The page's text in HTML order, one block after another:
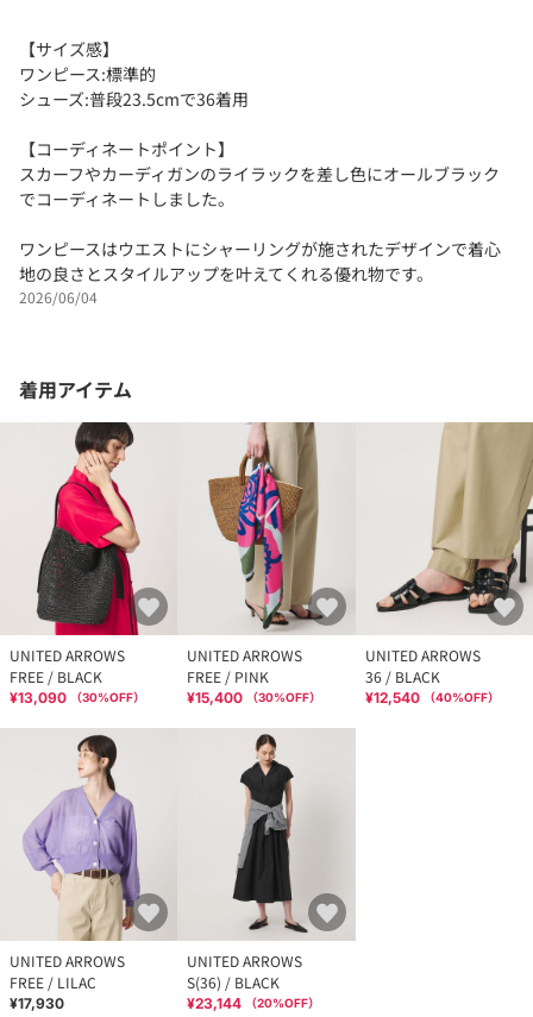
【サイズ感】
ワンピース:標準的
シューズ:普段23.5cmで36着用
【コーディネートポイント】
スカーフやカーディガンのライラックを差し色にオールブラック
でコーディネートしました。
ワンピースはウエストにシャーリングが施されたデザインで着心
地の良さとスタイルアップを叶えてくれる優れ物です。
2026/06/04
着用アイテム
UNITED ARROWS
FREE / BLACK
¥13,090 （30%OFF）
UNITED ARROWS
FREE / PINK
¥15,400 （30%OFF）
UNITED ARROWS
36 / BLACK
¥12,540 （40%OFF）
UNITED ARROWS
FREE / LILAC
¥17,930
UNITED ARROWS
S(36) / BLACK
¥23,144 （20%OFF）